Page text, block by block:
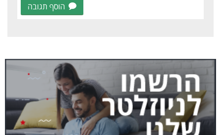
הוסף תגובה